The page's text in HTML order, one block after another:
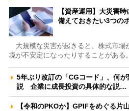
【資産運用】大災害
備えておきたい3つの
大規模な災害が起きると、株式市場
境が不安定になったりすることがある
5年ぶり改訂の「CGコード」、何
説 企業に成長投資の具体的な説…
【令和のPKOか】GPIFをめぐる片